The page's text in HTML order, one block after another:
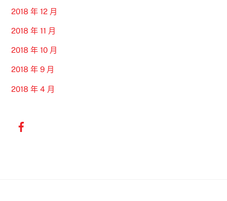
2018 年 12 月
2018 年 11 月
2018 年 10 月
2018 年 9 月
2018 年 4 月